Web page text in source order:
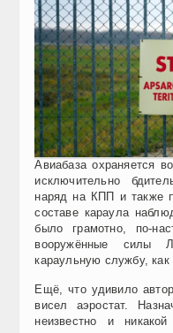
Авиабаза охраняется
исключительно
наряд на КПП и также
составе караула
было грамотно, по-
вооружённые силы
караульную службу, как
Ещё, что удивило
висел аэростат.
неизвестно и